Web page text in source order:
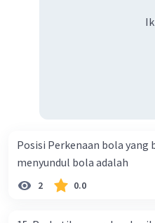
Posisi Perkenaan bola yang
menyundul bola adalah​
2 0.0